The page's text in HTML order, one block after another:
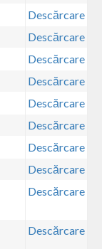
Descărcare
Descărcare
Descărcare
Descărcare
Descărcare
Descărcare
Descărcare
Descărcare
Descărcare
Descărcare